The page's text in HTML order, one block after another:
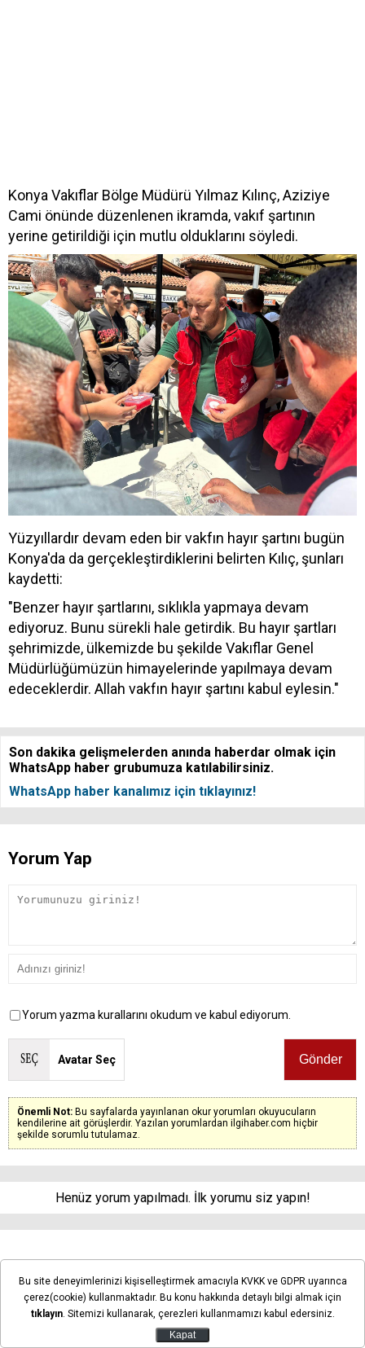
Konya Vakıflar Bölge Müdürü Yılmaz Kılınç, Aziziye
Cami önünde düzenlenen ikramda, vakıf şartının
yerine getirildiği için mutlu olduklarını söyledi.
Yüzyıllardır devam eden bir vakfın hayır şartını bugün
Konya'da da gerçekleştirdiklerini belirten Kılıç, şunları
kaydetti:
"Benzer hayır şartlarını, sıklıkla yapmaya devam
ediyoruz. Bunu sürekli hale getirdik. Bu hayır şartları
şehrimizde, ülkemizde bu şekilde Vakıflar Genel
Müdürlüğümüzün himayelerinde yapılmaya devam
edeceklerdir. Allah vakfın hayır şartını kabul eylesin."
Son dakika gelişmelerden anında haberdar olmak için
WhatsApp haber grubumuza katılabilirsiniz.
WhatsApp haber kanalımız için tıklayınız!
Yorum Yap
Yorum yazma kurallarını okudum ve kabul ediyorum.
Avatar Seç
Önemli Not: Bu sayfalarda yayınlanan okur yorumları okuyucuların
kendilerine ait görüşlerdir. Yazılan yorumlardan ilgihaber.com hiçbir
şekilde sorumlu tutulamaz.
Henüz yorum yapılmadı. İlk yorumu siz yapın!
Konya’da Genç KOMEK
heyecanı! 372 öğrenci akıl ve
zekâ oyunlarında yarıştı
Bu site deneyimlerinizi kişiselleştirmek amacıyla KVKK ve GDPR uyarınca
çerez(cookie) kullanmaktadır. Bu konu hakkında detaylı bilgi almak için
tıklayın. Sitemizi kullanarak, çerezleri kullanmamızı kabul edersiniz.
Kapat